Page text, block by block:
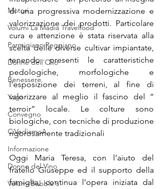
Motori
Volumi La Madia Travelfood
Parmigiano Reggiano
Donne dell'Olio
Benessere
Yoga
Convegno
CiVediamoA
Informazione
Donne del Vino
Volumi Bubble's
di una progressiva modernizzazione e
valorizzazione dei prodotti. Particolare
cura e attenzione è stata riservata alla
scelta delle diverse cultivar impiantate,
tenendo presenti le caratteristiche
pedologiche, morfologiche e
l’esposizione dei terreni, al fine di
valorizzare al meglio il fascino del “
terroir” locale. Le colture sono
biologiche, con tecniche di produzione
rigorosamente tradizionali
Oggi Maria Teresa, con l’aiuto del
fratello Giuseppe ed il supporto della
famiglia, continua l’opera iniziata dal